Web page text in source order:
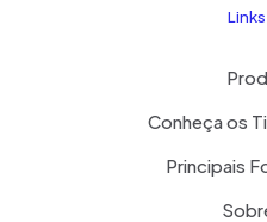
Conheça os
Principais